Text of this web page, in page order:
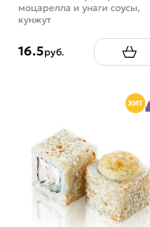
моцарелла и унаги соусы,
кунжут
16.5руб.